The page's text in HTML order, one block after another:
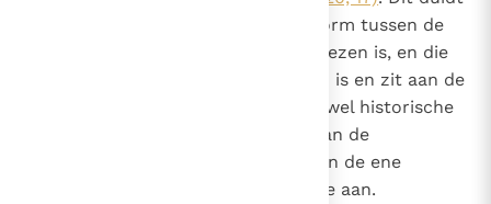
op een verschil in verschijningsvorm tussen de
heerlijkheid van Christus die verrezen is, en die
van Christus die omhooggeheven is en zit aan de
rechterhand van de Vader. De zowel historische
als transcendente gebeurtenis van de
Hemelvaart geeft de overgang van de ene
verschijningsvorm naar de andere aan.